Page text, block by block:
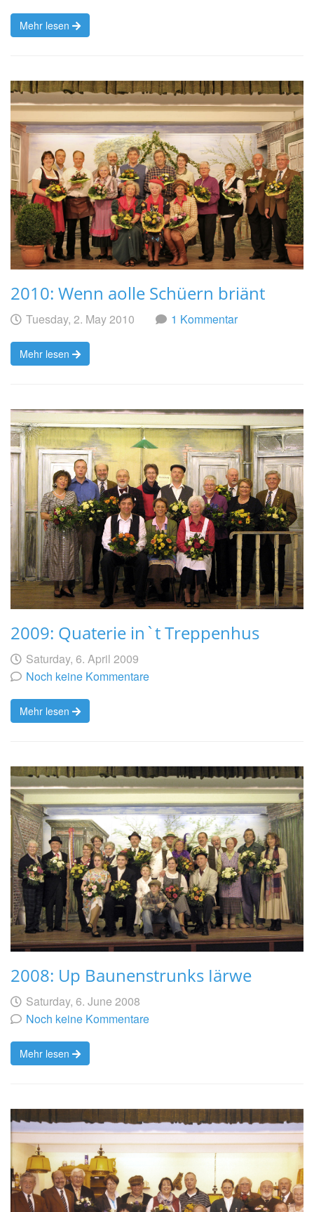
Mehr lesen
2010: Wenn aolle Schüern briänt
Geschrieben
am Tuesday, 2. May 2010 1 Kommentar
Mehr lesen
2009: Quaterie in`t Treppenhus
Geschrieben
von
am Saturday, 6. April 2009
Noch keine Kommentare
Mehr lesen
2008: Up Baunenstrunks Iärwe
Geschrieben
von
am Saturday, 6. June 2008
Noch keine Kommentare
Mehr lesen